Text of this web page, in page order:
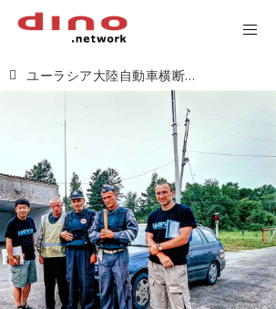
ユーラシア大陸自動車横断紀行 Vol.4 〜苦難のはじまり〜